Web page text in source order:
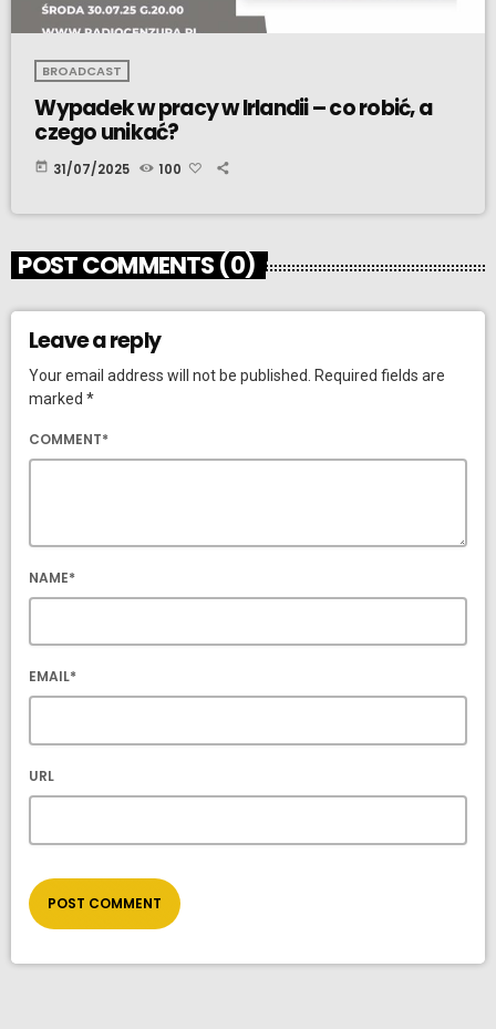
BROADCAST
Wypadek w pracy w Irlandii – co robić, a
czego unikać?
today 31/07/2025 100
POST COMMENTS (0)
Leave a reply
Your email address will not be published. Required fields are
marked *
COMMENT*
NAME*
EMAIL*
URL